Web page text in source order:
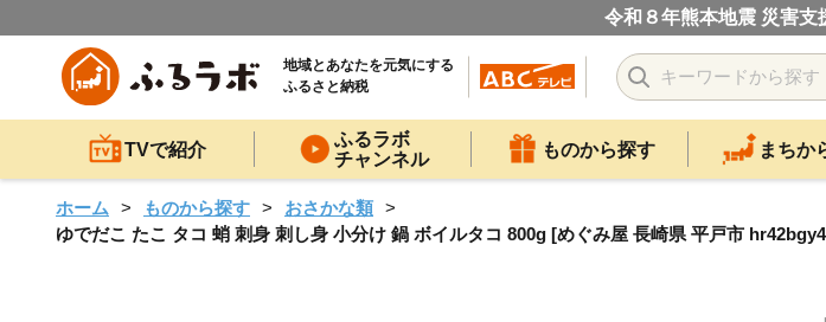
令和８年熊本地震 災害支
地域とあなたを元気にする
ふるさと納税
TVで紹介
ふるラボ
チャンネル
ものから探す まちか
ホーム ものから探す
おさかな類
ゆでだこ たこ タコ 蛸 刺身 刺し身 小分け 鍋 ボイルタコ 800g [めぐみ屋 長崎県 平戸市